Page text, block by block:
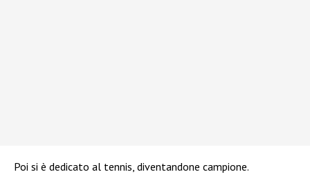
Poi si è dedicato al tennis, diventandone campione.